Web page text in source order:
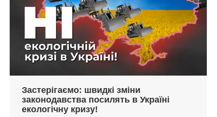
Застерігаємо: швидкі зміни
законодавства посилять в Україні
екологічну кризу!